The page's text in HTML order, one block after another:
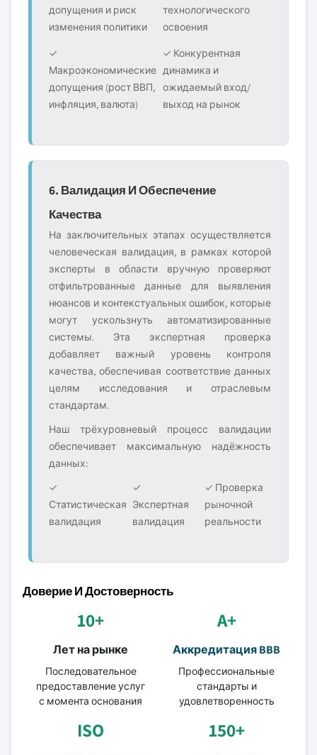
допущения и риск
изменения политики
технологического
освоения
✓
Макроэкономические
допущения (рост ВВП,
инфляция, валюта)
✓ Конкурентная
динамика и
ожидаемый вход/
выход на рынок
6. Валидация И Обеспечение
Качества
На заключительных этапах осуществляется
человеческая валидация, в рамках которой
эксперты в области вручную проверяют
отфильтрованные данные для выявления
нюансов и контекстуальных ошибок, которые
могут ускользнуть автоматизированные
системы. Эта экспертная проверка
добавляет важный уровень контроля
качества, обеспечивая соответствие данных
целям исследования и отраслевым
стандартам.
Наш трёхуровневый процесс валидации
обеспечивает максимальную надёжность
данных:
✓
Статистическая
валидация
✓
Экспертная
валидация
✓ Проверка
рыночной
реальности
Доверие И Достоверность
10+
Лет на рынке
Последовательное
предоставление услуг
с момента основания
A+
Аккредитация BBB
Профессиональные
стандарты и
удовлетворенность
ISO 150+